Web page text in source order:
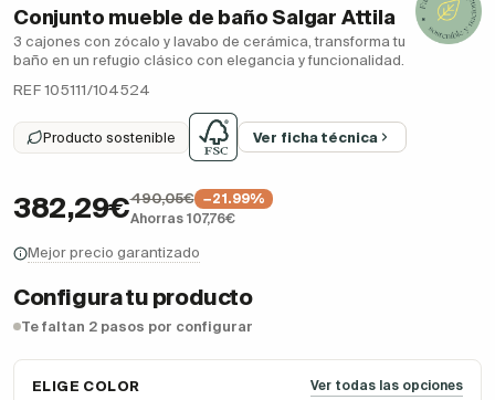
Conjunto mueble de baño Salgar Attila
3 cajones con zócalo y lavabo de cerámica, transforma tu
baño en un refugio clásico con elegancia y funcionalidad.
REF 105111/104524
Producto sostenible Ver ficha técnica
382,29€490,05€
−21.99%
Ahorras 107,76€
Mejor precio garantizado
Configura tu producto
Te faltan 2 pasos por configurar
ELIGE COLOR Ver todas las opciones